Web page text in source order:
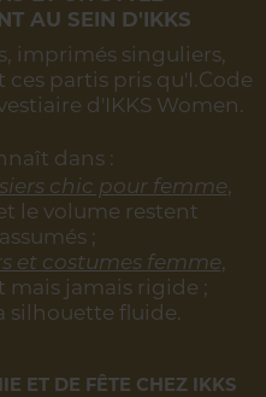
AU SEIN D'IKKS
imprimés singuliers,
ces partis pris qu'I.Code
d'IKKS Women.
dans :
chic pour femme,
le volume restent
;
et costumes femme,
jamais rigide ;
silhouette fluide.
ET DE FÊTE CHEZ IKKS